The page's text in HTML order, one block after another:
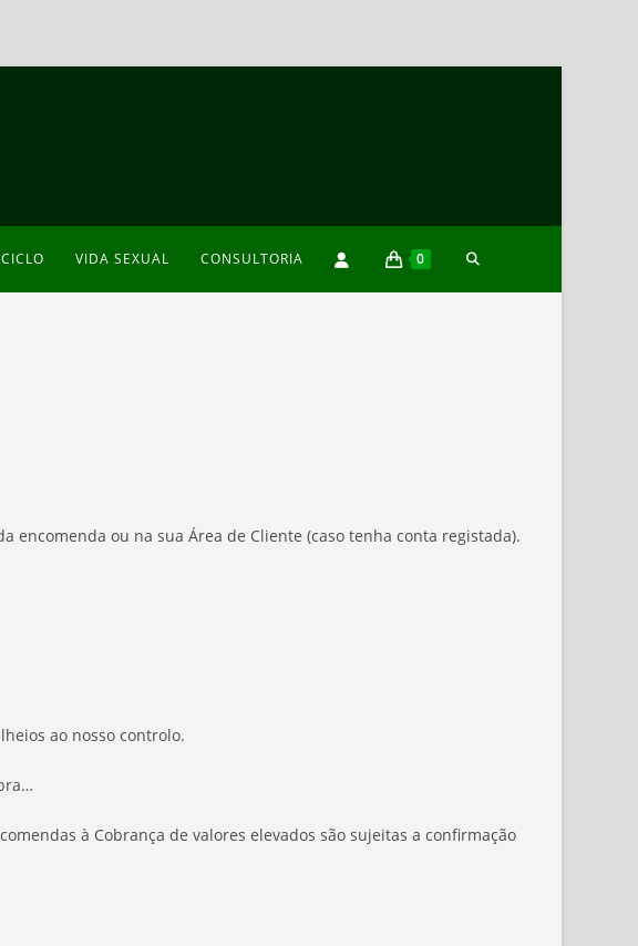
VIDA SEXUAL CONSULTORIA 0 TOGGLE
encomenda ou na sua Área de Cliente (caso tenha conta registada).
ao nosso controlo.
à Cobrança de valores elevados são sujeitas a confirmação